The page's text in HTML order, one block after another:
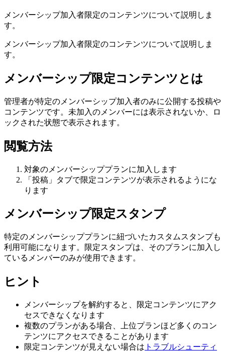
メンバーシップ加入者限定のコンテンツについて説明しま
す。
メンバーシップ加入者限定のコンテンツについて説明しま
す。
メンバーシップ限定コンテンツとは
管理者が特定のメンバーシップ加入者のみに公開する投稿や
コンテンツです。未加入のメンバーには表示されないか、ロ
ックされた状態で表示されます。
閲覧方法
対象のメンバーシッププランに加入します
「投稿」タブで限定コンテンツが表示されるようにな
ります
メンバーシップ限定スタンプ
特定のメンバーシッププランに紐づいたカスタムスタンプも
利用可能になります。限定スタンプは、そのプランに加入し
ているメンバーのみが使用できます。
ヒント
メンバーシップを解約すると、限定コンテンツにアク
セスできなくなります
複数のプランがある場合、上位プランほど多くのコン
テンツにアクセスできることがあります
限定コンテンツが見えない場合は トラブルシューティ